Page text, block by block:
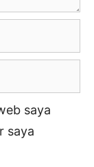
saya
saya